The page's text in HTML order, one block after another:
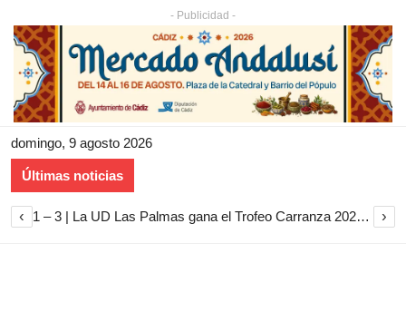
- Publicidad -
domingo, 9 agosto 2026
Últimas noticias
‹ 1 – 3 | La UD Las Palmas gana el Trofeo Carranza 2026 tras imponerse al Cádiz CF ›